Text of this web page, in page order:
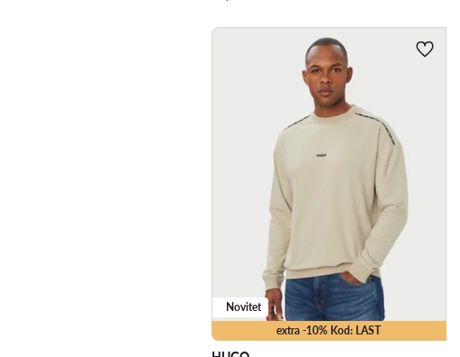
extra -10% Kod: LAST
Novitet